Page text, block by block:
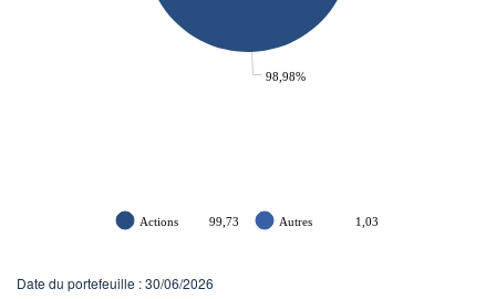
98,98%
Actions 99,73 Autres 1,03
Date du portefeuille : 30/06/2026